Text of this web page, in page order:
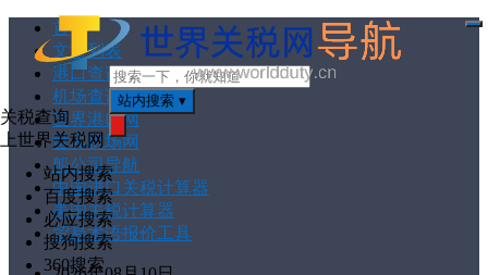
首页
文章列表
港口查询
机场查询
世界港口网
世界机场网
船公司导航
中国进口关税计算器
美国关税计算器
贸易术语报价工具
关税查询
上世界关税网
站内搜索 ▾
站内搜索
百度搜索
必应搜索
搜狗搜索
360搜索
搜
索
打